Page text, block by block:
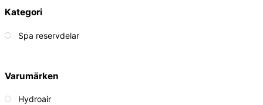
Kategori
Spa reservdelar
Varumärken
Hydroair